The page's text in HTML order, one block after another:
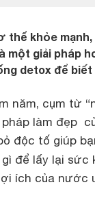
thể khỏe
một giải pháp
detox để biết
năm, cụm từ
làm đẹp
độc tố giúp
để lấy lại
ích của nước